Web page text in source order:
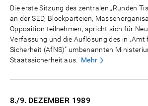
Die erste Sitzung des zentralen „Runden
an der SED, Blockparteien,
Opposition teilnehmen, spricht sich für
Verfassung und die Auflösung des in
Sicherheit (AfNS)" umbenannten
Staatssicherheit aus. Mehr
8./9. DEZEMBER 1989